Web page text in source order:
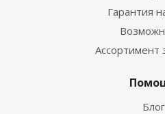
Гарантия
Ассортимент
Блог